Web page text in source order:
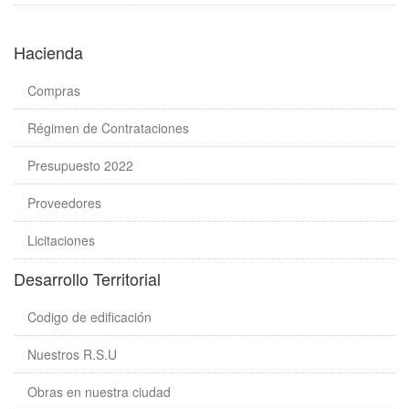
Hacienda
Compras
Régimen de Contrataciones
Presupuesto 2022
Proveedores
Licitaciones
Desarrollo Territorial
Codigo de edificación
Nuestros R.S.U
Obras en nuestra ciudad